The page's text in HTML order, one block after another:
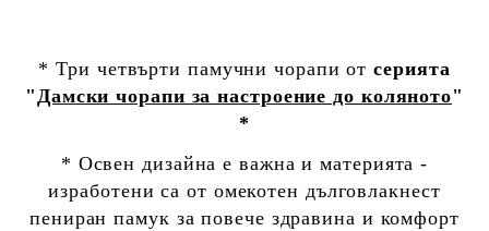
* Три четвърти памучни чорапи отсерията
"Дамски чорапи за настроение до коляното"
*
* Освен дизайна е важна и материята -
изработени са от омекотен дълговлакнест
пениран памук за повече здравина и комфорт